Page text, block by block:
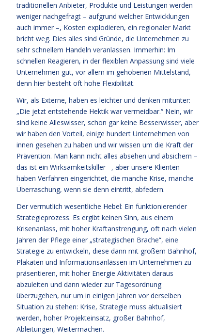
traditionellen Anbieter, Produkte und Leistungen werden
weniger nachgefragt – aufgrund welcher Entwicklungen
auch immer –, Kosten explodieren, ein regionaler Markt
bricht weg. Dies alles sind Gründe, die Unternehmen zu
sehr schnellem Handeln veranlassen. Immerhin: Im
schnellen Reagieren, in der flexiblen Anpassung sind viele
Unternehmen gut, vor allem im gehobenen Mittelstand,
denn hier besteht oft hohe Flexibilität.
Wir, als Externe, haben es leichter und denken mitunter:
„Die jetzt entstehende Hektik war vermeidbar.“ Nein, wir
sind keine Alleswisser, schon gar keine Besserwisser, aber
wir haben den Vorteil, einige hundert Unternehmen von
innen gesehen zu haben und wir wissen um die Kraft der
Prävention. Man kann nicht alles absehen und absichern –
das ist ein Wirksamkeitskiller –, aber unsere Klienten
haben Verfahren eingerichtet, die manche Krise, manche
Überraschung, wenn sie denn eintritt, abfedern.
Der vermutlich wesentliche Hebel: Ein funktionierender
Strategieprozess. Es ergibt keinen Sinn, aus einem
Krisenanlass, mit hoher Kraftanstrengung, oft nach vielen
Jahren der Pflege einer „strategischen Brache“, eine
Strategie zu entwickeln, diese dann mit großem Bahnhof,
Plakaten und Informationsanlässen im Unternehmen zu
präsentieren, mit hoher Energie Aktivitäten daraus
abzuleiten und dann wieder zur Tagesordnung
überzugehen, nur um in einigen Jahren vor derselben
Situation zu stehen: Krise, Strategie muss aktualisiert
werden, hoher Projekteinsatz, großer Bahnhof,
Ableitungen, Weitermachen.